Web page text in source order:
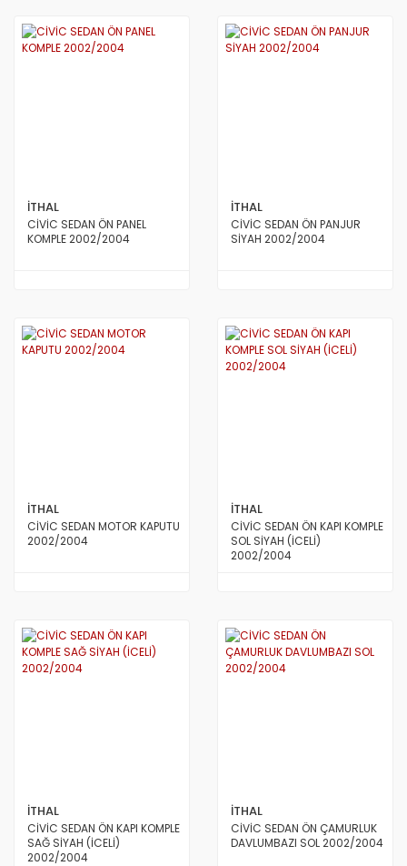
İTHAL
CİVİC SEDAN ÖN PANEL
KOMPLE 2002/2004
İTHAL
CİVİC SEDAN ÖN PANJUR
SİYAH 2002/2004
İTHAL
CİVİC SEDAN MOTOR KAPUTU
2002/2004
İTHAL
CİVİC SEDAN ÖN KAPI KOMPLE
SOL SİYAH (İCELİ)
2002/2004
İTHAL
CİVİC SEDAN ÖN KAPI KOMPLE
SAĞ SİYAH (İCELİ)
2002/2004
İTHAL
CİVİC SEDAN ÖN ÇAMURLUK
DAVLUMBAZI SOL 2002/2004